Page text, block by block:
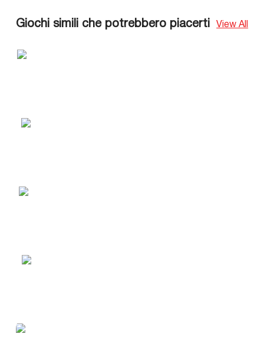
Giochi simili che potrebbero piacerti View All